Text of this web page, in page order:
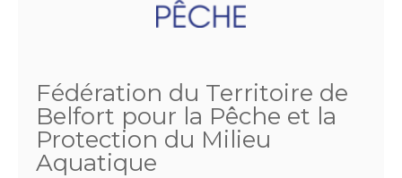
Fédération du Territoire de
Belfort pour la Pêche et la
Protection du Milieu
Aquatique